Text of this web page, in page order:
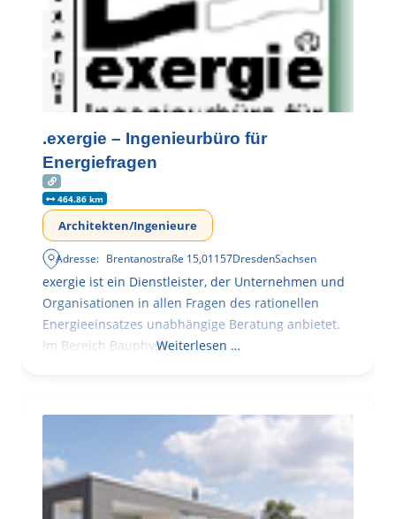
.exergie – Ingenieurbüro für
Energiefragen
464.86 km
Architekten/Ingenieure
Adresse: Brentanostraße 15,01157DresdenSachsen
exergie ist ein Dienstleister, der Unternehmen und
Organisationen in allen Fragen des rationellen
Energieeinsatzes unabhängige Beratung anbietet.
Im Bereich BauphysikWeiterlesen …